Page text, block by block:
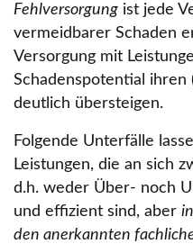
Fehlversorgung ist jede
vermeidbarer Schaden
Versorgung mit
Schadenspotential ihren
deutlich übersteigen.
Folgende Unterfälle
Leistungen, die an sich
d.h. weder Über- noch
und effizient sind, aber
den anerkannten